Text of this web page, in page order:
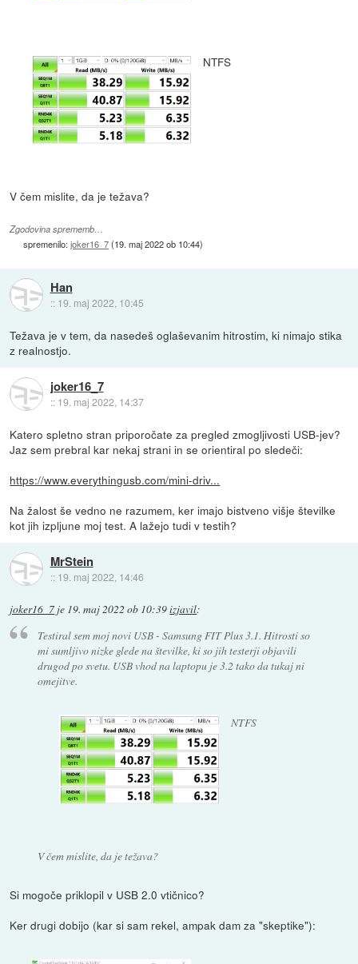
NTFS
V čem mislite, da je težava?
Zgodovina sprememb…
spremenilo:joker16_7(19. maj 2022 ob 10:44)
Han
:: 19. maj 2022, 10:45
Težava je v tem, da nasedeš oglaševanim hitrostim, ki nimajo stika
z realnostjo.
joker16_7
:: 19. maj 2022, 14:37
Katero spletno stran priporočate za pregled zmogljivosti USB-jev?
Jaz sem prebral kar nekaj strani in se orientiral po sledeči:
https://www.everythingusb.com/mini-driv...
Na žalost še vedno ne razumem, ker imajo bistveno višje številke
kot jih izpljune moj test. A lažejo tudi v testih?
MrStein
:: 19. maj 2022, 14:46
joker16_7 je 19. maj 2022 ob 10:39izjavil:
Testiral sem moj novi USB - Samsung FIT Plus 3.1. Hitrosti so
mi sumljivo nizke glede na številke, ki so jih testerji objavili
drugod po svetu. USB vhod na laptopu je 3.2 tako da tukaj ni
omejitve.
NTFS
V čem mislite, da je težava?
Si mogoče priklopil v USB 2.0 vtičnico?
Ker drugi dobijo (kar si sam rekel, ampak dam za "skeptike"):